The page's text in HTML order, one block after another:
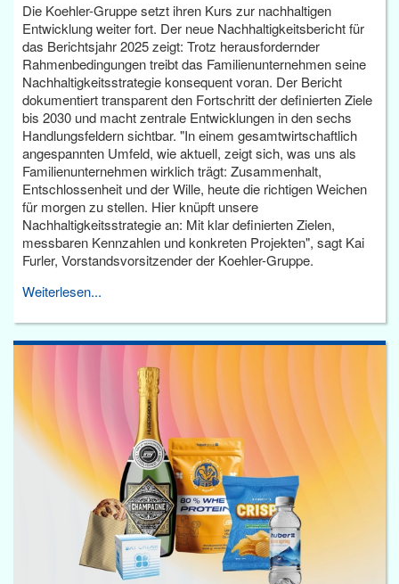
Die Koehler-Gruppe setzt ihren Kurs zur nachhaltigen
Entwicklung weiter fort. Der neue Nachhaltigkeitsbericht für
das Berichtsjahr 2025 zeigt: Trotz herausfordernder
Rahmenbedingungen treibt das Familienunternehmen seine
Nachhaltigkeitsstrategie konsequent voran. Der Bericht
dokumentiert transparent den Fortschritt der definierten Ziele
bis 2030 und macht zentrale Entwicklungen in den sechs
Handlungsfeldern sichtbar. "In einem gesamtwirtschaftlich
angespannten Umfeld, wie aktuell, zeigt sich, was uns als
Familienunternehmen wirklich trägt: Zusammenhalt,
Entschlossenheit und der Wille, heute die richtigen Weichen
für morgen zu stellen. Hier knüpft unsere
Nachhaltigkeitsstrategie an: Mit klar definierten Zielen,
messbaren Kennzahlen und konkreten Projekten", sagt Kai
Furler, Vorstandsvorsitzender der Koehler-Gruppe.
Weiterlesen...